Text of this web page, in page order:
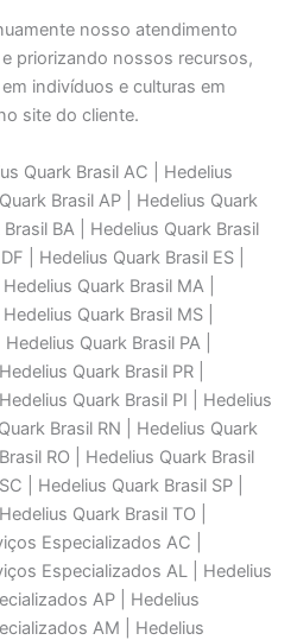
nosso atendimento
priorizando nossos recursos,
indivíduos e culturas em
site do cliente.
Quark Brasil AC | Hedelius
Brasil AP | Hedelius Quark
BA | Hedelius Quark Brasil
| Hedelius Quark Brasil ES |
Quark Brasil MA |
Quark Brasil MS |
Quark Brasil PA |
Quark Brasil PR |
Quark Brasil PI | Hedelius
Brasil RN | Hedelius Quark
RO | Hedelius Quark Brasil
| Hedelius Quark Brasil SP |
Quark Brasil TO |
Especializados AC |
Especializados AL | Hedelius
AP | Hedelius
AM | Hedelius